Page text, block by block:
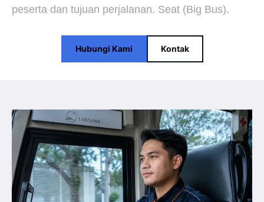
peserta dan tujuan perjalanan. Seat (Big Bus).
Hubungi Kami Kontak